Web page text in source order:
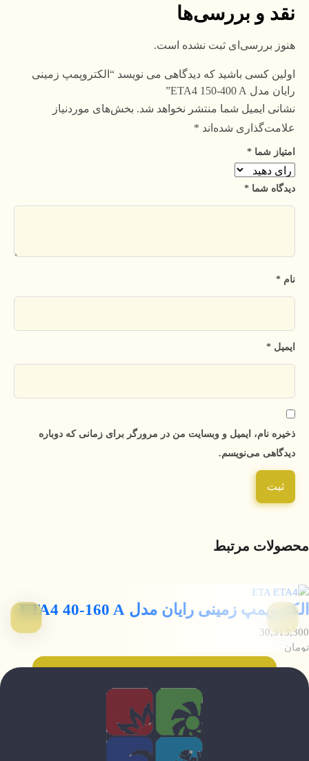
نقد و بررسی‌ها
هنوز بررسی‌ای ثبت نشده است.
اولین کسی باشید که دیدگاهی می نویسد “الکتروپمپ زمینی
رایان مدل ETA4 150-400 A”
نشانی ایمیل شما منتشر نخواهد شد. بخش‌های موردنیاز
علامت‌گذاری شده‌اند *
امتیاز شما *
دیدگاه شما *
نام *
ایمیل *
ذخیره نام، ایمیل و وبسایت من در مرورگر برای زمانی که دوباره
دیدگاهی می‌نویسم.
محصولات مرتبط
الکتروپمپ زمینی رایان مدل ETA4 40-160 A
30,913,300
تومان